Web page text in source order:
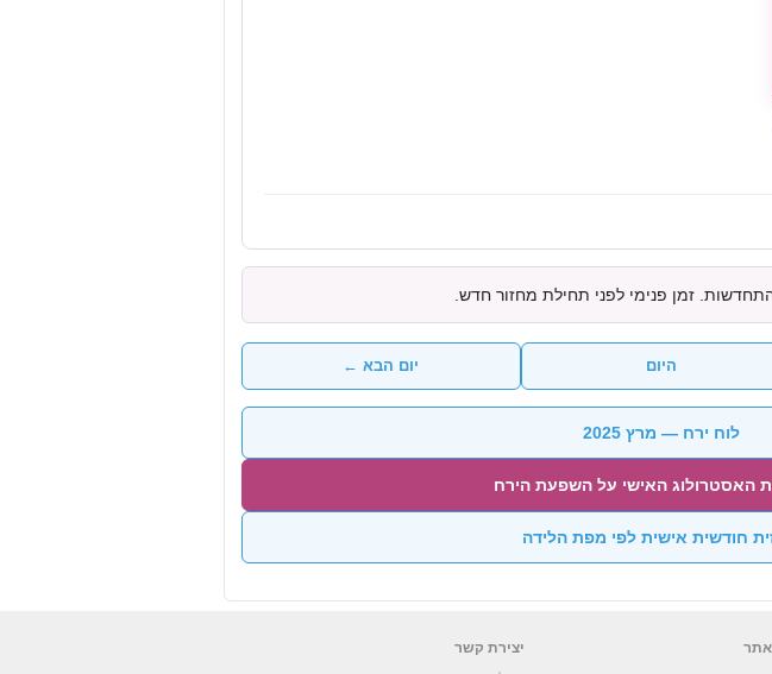
זמן פנימי לפני תחילת מחזור חדש.
היום יום הבא ←
לוח ירח — מרץ 2025
האסטרולוג האישי על השפעת הירח
חודשית אישית לפי מפת הלידה
יצירת קשר